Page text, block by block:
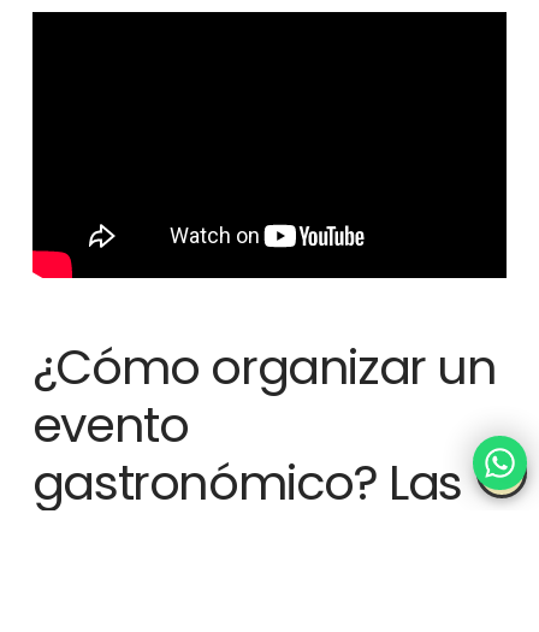
¿Cómo organizar un
evento
gastronómico? Las